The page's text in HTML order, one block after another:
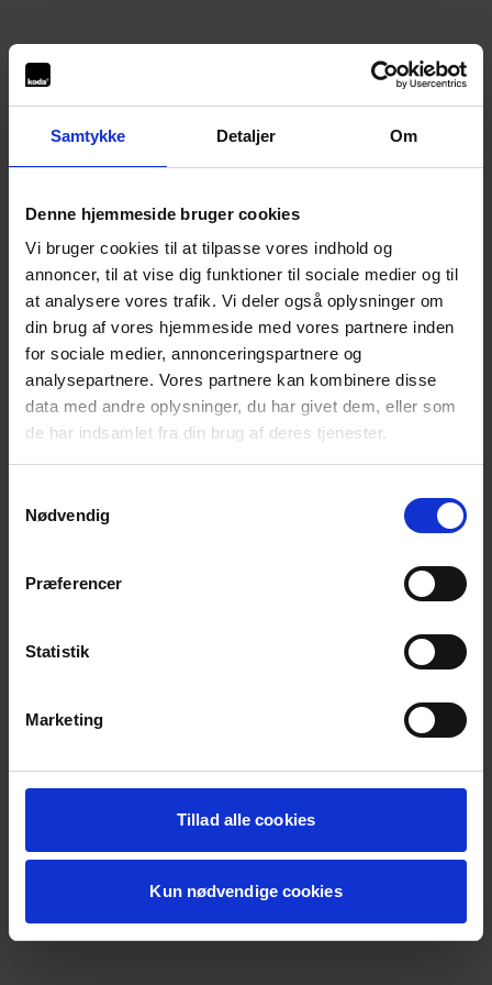
Samtykke Detaljer Om
Denne hjemmeside bruger cookies
Vi bruger cookies til at tilpasse vores indhold og
annoncer, til at vise dig funktioner til sociale medier og til
at analysere vores trafik. Vi deler også oplysninger om
din brug af vores hjemmeside med vores partnere inden
for sociale medier, annonceringspartnere og
analysepartnere. Vores partnere kan kombinere disse
data med andre oplysninger, du har givet dem, eller som
de har indsamlet fra din brug af deres tjenester.
Nødvendig
Præferencer
Statistik
Marketing
Tillad alle cookies
Kun nødvendige cookies
loadingkoda.dk for more information).